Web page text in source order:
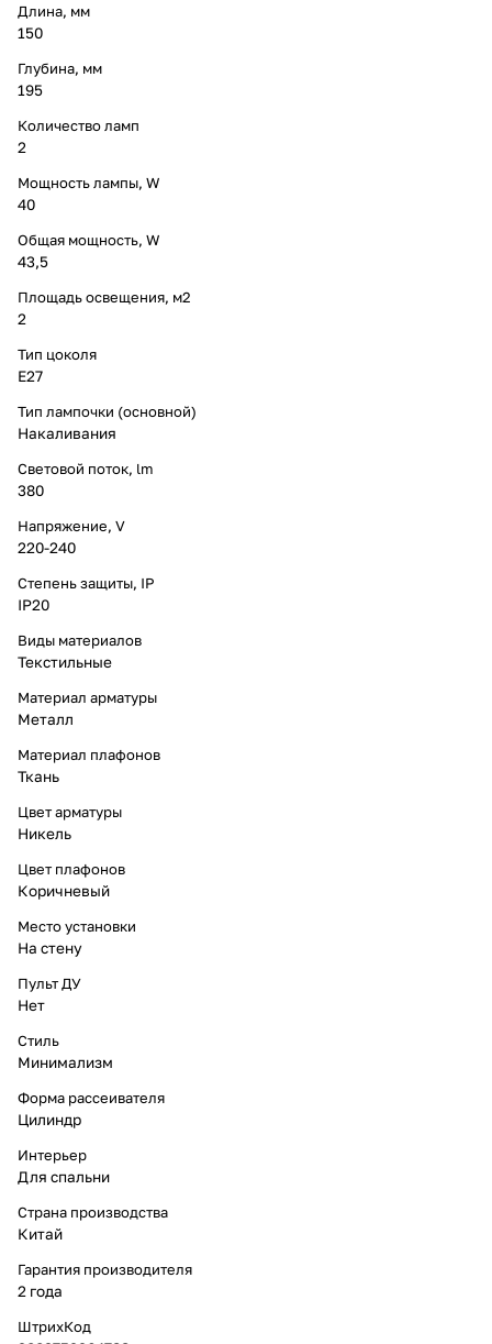
Длина, мм
150
Глубина, мм
195
Количество ламп
2
Мощность лампы, W
40
Общая мощность, W
43,5
Площадь освещения, м2
2
Тип цоколя
E27
Тип лампочки (основной)
Накаливания
Световой поток, lm
380
Напряжение, V
220-240
Степень защиты, IP
IP20
Виды материалов
Текстильные
Материал арматуры
Металл
Материал плафонов
Ткань
Цвет арматуры
Никель
Цвет плафонов
Коричневый
Место установки
На стену
Пульт ДУ
Нет
Стиль
Минимализм
Форма рассеивателя
Цилиндр
Интерьер
Для спальни
Страна производства
Китай
Гарантия производителя
2 года
ШтрихКод